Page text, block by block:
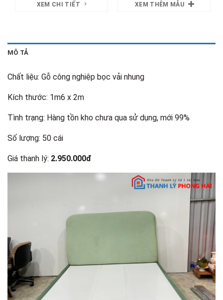
XEM CHI TIẾT XEM THÊM MẪU
MÔ TẢ
Chất liệu: Gỗ công nghiệp bọc vải nhung
Kích thước: 1m6 x 2m
Tình trạng: Hàng tồn kho chưa qua sử dụng, mới 99%
Số lượng: 50 cái
Giá thanh lý: 2.950.000đ